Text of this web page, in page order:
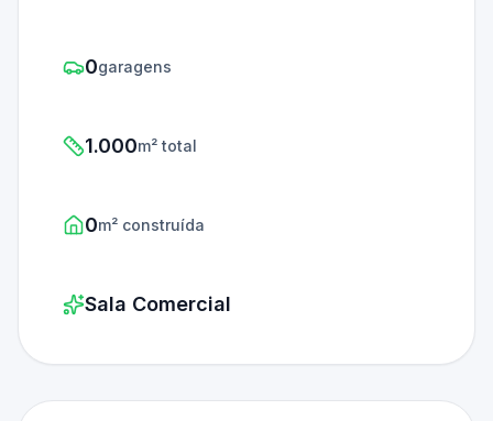
0garagens
1.000m² total
0m² construída
Sala Comercial